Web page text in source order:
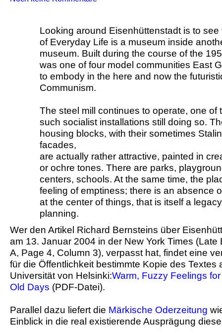
Looking around Eisenhüttenstadt is to see
of Everyday Life is a museum inside
museum. Built during the course of the
was one of four model communities East
to embody in the here and now the
Communism.
The steel mill continues to operate, one of
such socialist installations still doing so.
housing blocks, with their sometimes
facades,
are actually rather attractive, painted in
or ochre tones. There are parks,
centers, schools. At the same time, the
feeling of emptiness; there is an absence
at the center of things, that is itself a
planning.
Wer den Artikel Richard Bernsteins über
am 13. Januar 2004 in der New York Times (Late
A, Page 4, Column 3), verpasst hat, findet eine
für die Öffentlichkeit bestimmte Kopie des Textes
Universität von Helsinki:Warm, Fuzzy Feelings
Old Days (PDF-Datei).
Parallel dazu liefert die Märkische Oderzeitung
Einblick in die real existierende Ausprägung